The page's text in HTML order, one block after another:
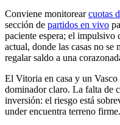
Conviene monitorearcuotas
sección de partidos en vivo
paciente espera; el impulsivo
actual, donde las casas no
regalar saldo a una
El Vitoria en casa y un
dominador claro. La falta de
inversión: el riesgo está
under encuentra terreno firme.